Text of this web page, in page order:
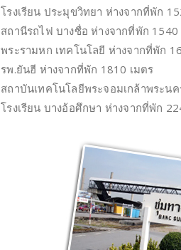
โรงเรียน ประมุขวิทยา ห่างจากที่พัก
สถานีรถไฟ บางซื่อ ห่างจากที่พัก 1540
พระรามหก เทคโนโลยี ห่างจากที่พัก
รพ.ยันฮี ห่างจากที่พัก 1810 เมตร
สถาบันเทคโนโลยีพระจอมเกล้าพระน
โรงเรียน บางอ้อศึกษา ห่างจากที่พัก